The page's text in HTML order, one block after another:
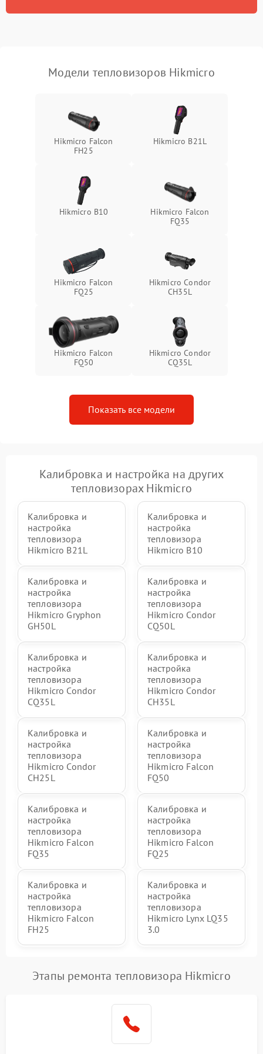
Модели тепловизоров Hikmicro
Hikmicro Falcon
FH25
Hikmicro B21L
Hikmicro B10
Hikmicro Falcon
FQ35
Hikmicro Falcon
FQ25
Hikmicro Condor
CH35L
Hikmicro Falcon
FQ50
Hikmicro Condor
CQ35L
Показать все модели
Калибровка и настройка на других
тепловизорах Hikmicro
Калибровка и
настройка
тепловизора
Hikmicro B21L
Калибровка и
настройка
тепловизора
Hikmicro B10
Калибровка и
настройка
тепловизора
Hikmicro Gryphon
GH50L
Калибровка и
настройка
тепловизора
Hikmicro Condor
CQ50L
Калибровка и
настройка
тепловизора
Hikmicro Condor
CQ35L
Калибровка и
настройка
тепловизора
Hikmicro Condor
CH35L
Калибровка и
настройка
тепловизора
Hikmicro Condor
CH25L
Калибровка и
настройка
тепловизора
Hikmicro Falcon
FQ50
Калибровка и
настройка
тепловизора
Hikmicro Falcon
FQ35
Калибровка и
настройка
тепловизора
Hikmicro Falcon
FQ25
Калибровка и
настройка
тепловизора
Hikmicro Falcon
FH25
Калибровка и
настройка
тепловизора
Hikmicro Lynx LQ35
3.0
Этапы ремонта тепловизора Hikmicro